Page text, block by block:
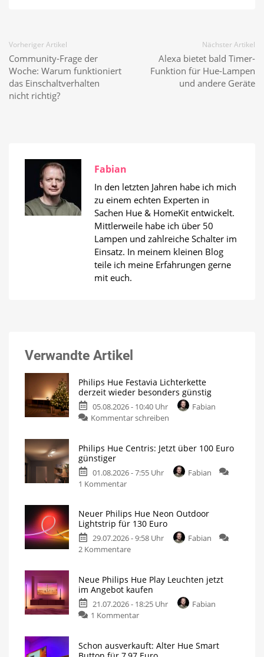
Vorheriger Artikel
Community-Frage der
Woche: Warum funktioniert
das Einschaltverhalten
nicht richtig?
Nächster Artikel
Alexa bietet bald Timer-
Funktion für Hue-Lampen
und andere Geräte
Fabian
In den letzten Jahren habe ich mich
zu einem echten Experten in
Sachen Hue & HomeKit entwickelt.
Mittlerweile habe ich über 50
Lampen und zahlreiche Schalter im
Einsatz. In meinem kleinen Blog
teile ich meine Erfahrungen gerne
mit euch.
Verwandte Artikel
Philips Hue Festavia Lichterkette
derzeit wieder besonders günstig
05.08.2026 - 10:40 Uhr
Fabian
Kommentar schreiben
Festavia
derzeit
20
200
LEDs
Philips Hue Centris: Jetzt über 100 Euro
günstiger
01.08.2026 - 7:55 Uhr
Fabian
1 Kommentarzu
Centris:
Jetzt
über
100
Individuelle
Deckenleuchte
mit
Lumen
Neuer Philips Hue Neon Outdoor
Lightstrip für 130 Euro
29.07.2026 - 9:58 Uhr
Fabian
2 Kommentarezu
Hue
Neon
Outdoor
Lightstrip
Euro
Neue Philips Hue Play Leuchten jetzt
im Angebot kaufen
21.07.2026 - 18:25 Uhr
Fabian
1 Kommentarzu
Hue
Schon ausverkauft: Alter Hue Smart